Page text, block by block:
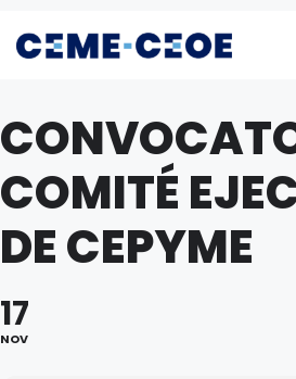
COMITÉ
DE CEPYME
17
NOV